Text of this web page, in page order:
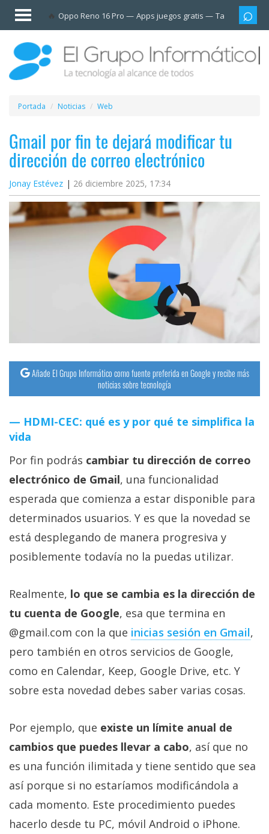
Oppo Reno 16 Pro Apps juegos gratis Tarjetas
Invitado
Iniciar
sesión /
Registrarse
Esenciales
Móviles
Ofertas
Apps
Redes
sociales
Trucos
y
Tutoriales
Sistemas
operativos
Profesional
+
Más
temas
Sorteos
Foros
Contacto
Sobre
/
Publicidad
Cambiar
opciones
de
privacidad
Portada Noticias Web
Gmail por fin te dejará modificar tu
dirección de correo electrónico
Jonay Estévez 26 diciembre 2025, 17:34
Añade El Grupo Informático como fuente preferida en Google y recibe más
noticias sobre tecnología
HDMI-CEC: qué es y por qué te simplifica la
vida
Por fin podrás cambiar tu dirección de correo
electrónico de Gmail, una funcionalidad
esperada que comienza a estar disponible para
determinados usuarios. Y es que la novedad se
está desplegando de manera progresiva y
posiblemente todavía no la puedas utilizar.
Realmente, lo que se cambia es la dirección de
tu cuenta de Google, esa que termina en
@gmail.com con la que inicias sesión en Gmail,
pero también en otros servicios de Google,
como en Calendar, Keep, Google Drive, etc. Y
sobre esta novedad debes saber varias cosas.
Por ejemplo, que existe un límite anual de
cambios que puedes llevar a cabo, así que no
es una función ilimitada y tiene sentido que sea
así porque si no estaríamos modificándola a
cada momento. Este procedimiento puedes
hacerlo desde tu PC, móvil Android o iPhone.